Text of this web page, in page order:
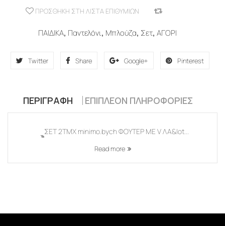
ΠΡΟΣΘΉΚΗ ΣΤΗ ΛΊΣΤΑ ΕΠΙΘΥΜΙΏΝ
ΠΑΙΔΙΚΑ, Παντελόνι, Μπλούζα, Σετ, ΑΓΟΡΙ
Twitter Share Google+ Pinterest
ΠΕΡΙΓΡΑΦΉ ΕΠΙΠΛΈΟΝ ΠΛΗΡΟΦΟΡΊΕΣ
ΣΕΤ 2ΤΜΧ minimo.bych ΦΟΥΤΕΡ ΜΕ V ΛΑ&Iot...
Read more